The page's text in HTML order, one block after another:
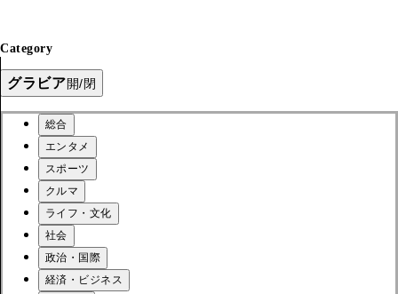
Category
グラビア開/閉
総合
エンタメ
スポーツ
クルマ
ライフ・文化
社会
政治・国際
経済・ビジネス